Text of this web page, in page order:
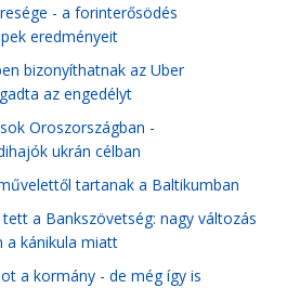
- a forinterősödés
eredményeit
bizonyíthatnak az Uber
az engedélyt
Oroszországban -
ukrán célban
tartanak a Baltikumban
a Bankszövetség: nagy változás
a kánikula miatt
a kormány - de még így is